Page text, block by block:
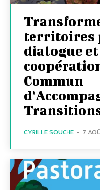
territoires
dialogue
Commun
CYRILLE SOUCHE - 7